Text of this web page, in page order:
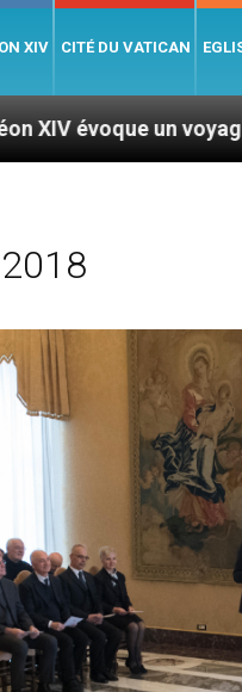
XIV CITÉ DU VATICAN
aux États-Unis